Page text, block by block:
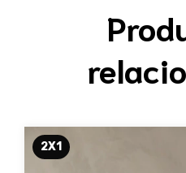
2X1